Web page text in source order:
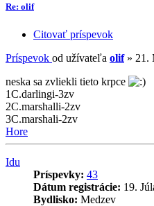
Re: olif
Citovať príspevok
Príspevok od užívateľa olif» 21.
neska sa zvliekli tieto krpce
1C.darlingi-3zv
2C.marshalli-2zv
3C.marshali-2zv
Hore
Idu
Príspevky: 43
Dátum registrácie: 19.
Bydlisko: Medzev